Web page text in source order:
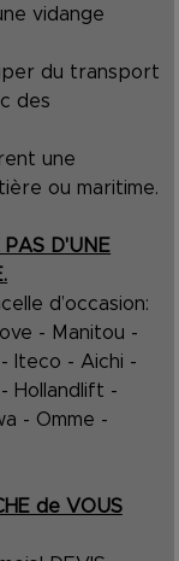
vidange
du transport
des
une
ou maritime.
PAS D'UNE
d’occasion:
- Manitou -
Iteco - Aichi -
Hollandlift -
- Omme -
de VOUS